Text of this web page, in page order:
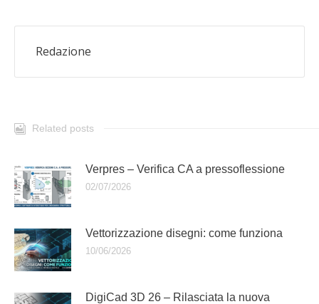
Redazione
Related posts
Verpres – Verifica CA a pressoflessione
02/07/2026
Vettorizzazione disegni: come funziona
10/06/2026
DigiCad 3D 26 – Rilasciata la nuova